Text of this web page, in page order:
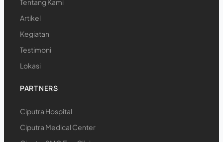
Tentang Kami
Artikel
Kegiatan
Testimoni
Lokasi
PARTNERS
Ciputra Hospital
Ciputra Medical Center